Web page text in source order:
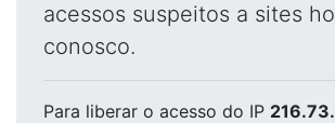
acessos suspeitos a sites
conosco.
Para liberar o acesso do IP